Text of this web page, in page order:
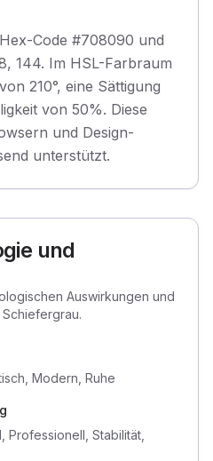
Code #708090 und
144. Im HSL-Farbraum
210°, eine Sättigung
von 50%. Diese
und Design-
unterstützt.
und
Auswirkungen und
Modern, Ruhe
Professionell, Stabilität,